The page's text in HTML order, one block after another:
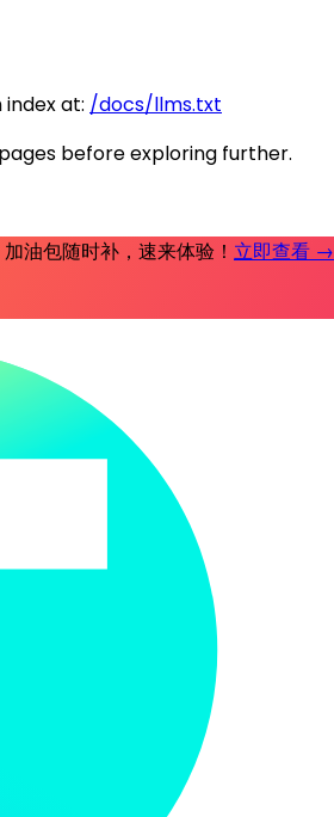
at: /docs/llms.txt
before exploring further.
油包随时补，速来体验！ 立即查看 →